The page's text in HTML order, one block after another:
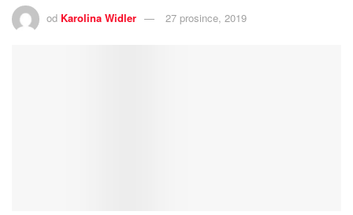
od Karolina Widler 27 prosince, 2019